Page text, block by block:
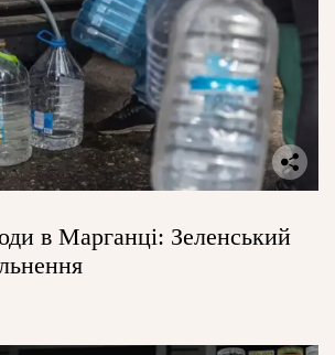
в Марганці: Зеленський